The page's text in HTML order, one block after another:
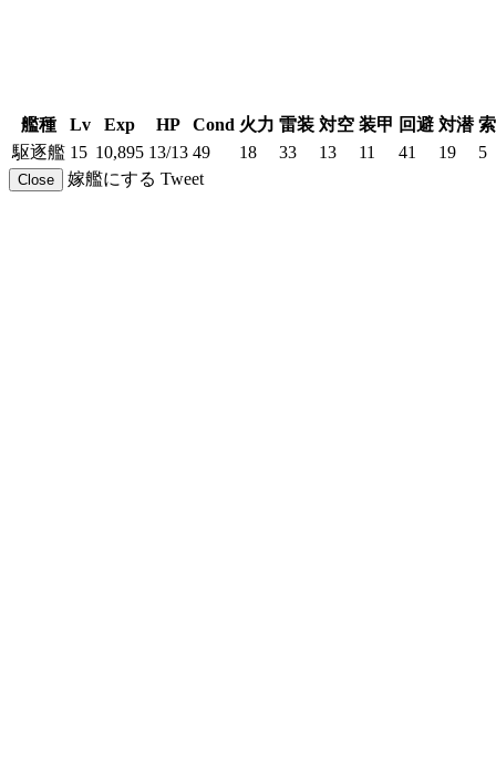
艦種 Lv Exp HP Cond 火力 雷装 対空 装甲 回避 対潜
駆逐艦 15 10,895 13/13 49 18 33 13 11 41 19 5
Close 嫁艦にする Tweet